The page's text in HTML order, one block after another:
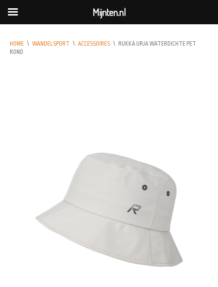
HOME \ WANDELSPORT \ ACCESSOIRES \ RUKKA URJA WATERDICHTE PET
ROND
Mijnten.nl